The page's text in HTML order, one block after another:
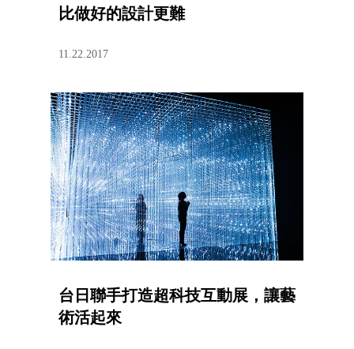
比做好的設計更難
11.22.2017
台日聯手打造超科技互動展，讓藝
術活起來